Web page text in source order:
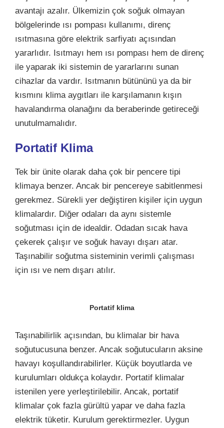
avantajı azalır. Ülkemizin çok soğuk olmayan
bölgelerinde ısı pompası kullanımı, direnç
ısıtmasına göre elektrik sarfiyatı açısından
yararlıdır. Isıtmayı hem ısı pompası hem de direnç
ile yaparak iki sistemin de yararlarını sunan
cihazlar da vardır. Isıtmanın bütününü ya da bir
kısmını klima aygıtları ile karşılamanın kışın
havalandırma olanağını da beraberinde getireceği
unutulmamalıdır.
Portatif Klima
Tek bir ünite olarak daha çok bir pencere tipi
klimaya benzer. Ancak bir pencereye sabitlenmesi
gerekmez. Sürekli yer değiştiren kişiler için uygun
klimalardır. Diğer odaları da aynı sistemle
soğutması için de idealdir. Odadan sıcak hava
çekerek çalışır ve soğuk havayı dışarı atar.
Taşınabilir soğutma sisteminin verimli çalışması
için ısı ve nem dışarı atılır.
Portatif klima
Taşınabilirlik açısından, bu klimalar bir hava
soğutucusuna benzer. Ancak soğutucuların aksine
havayı koşullandırabilirler. Küçük boyutlarda ve
kurulumları oldukça kolaydır. Portatif klimalar
istenilen yere yerleştirilebilir. Ancak, portatif
klimalar çok fazla gürültü yapar ve daha fazla
elektrik tüketir. Kurulum gerektirmezler. Uygun